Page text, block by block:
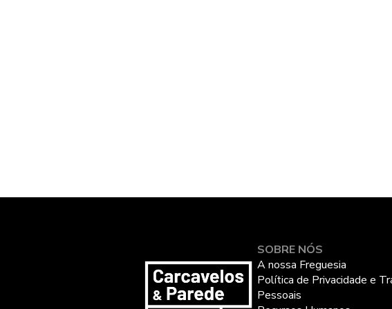
SOBRE NÓS
A nossa Freguesia
Política de Privacidade e
Pessoais